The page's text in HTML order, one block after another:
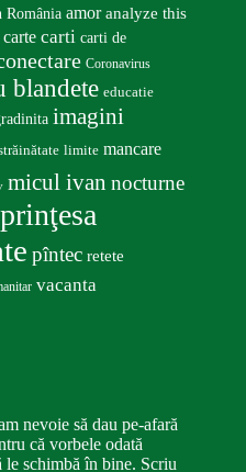
România amor analyze this
carte carti carti de
Coronavirus
blandete educatie
imagini
limite mancare
micul ivan nocturne
prinţesa
pîntec retete
vacanta
nevoie să dau pe-afară
că vorbele odată
le schimbă în bine. Scriu